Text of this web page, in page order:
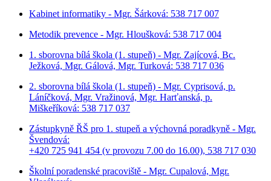
Kabinet informatiky - Mgr. Šárková: 538 717 007
Metodik prevence - Mgr. Hloušková: 538 717 004
1. sborovna bílá škola (1. stupeň) - Mgr. Zajícová, Bc.
Ježková, Mgr. Gálová, Mgr. Turková: 538 717 036
2. sborovna bílá škola (1. stupeň) - Mgr. Cyprisová, p.
Láníčková, Mgr. Vražinová, Mgr. Harťanská, p.
Miškeříková: 538 717 037
Zástupkyně ŘŠ pro 1. stupeň a výchovná poradkyně - Mgr.
Švendová:
+420 725 941 454 (v provozu 7.00 do 16.00), 538 717 030
Školní poradenské pracoviště - Mgr. Cupalová, Mgr.